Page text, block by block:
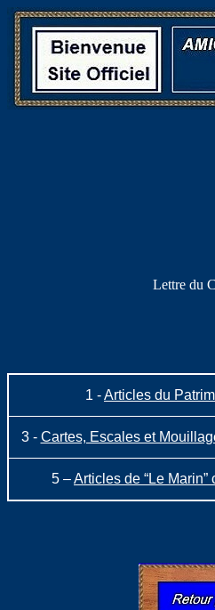
Lettre du
1 -Articles du
3- Cartes, Escales et
5 –Articles de “Le